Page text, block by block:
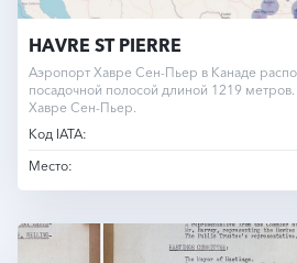
HAVRE ST PIERRE
Аэропорт Хавре Сен-Пьер в Канаде
посадочной полосой длиной 1219
Хавре Сен-Пьер.
Код IATA:
Место: